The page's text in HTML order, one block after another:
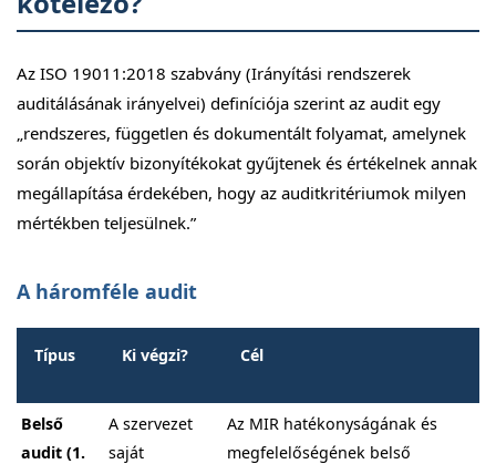
Az ISO 19011:2018 szabvány (Irányítási rendszerek
auditálásának irányelvei) definíciója szerint az audit egy
„rendszeres, független és dokumentált folyamat, amelynek
során objektív bizonyítékokat gyűjtenek és értékelnek annak
megállapítása érdekében, hogy az auditkritériumok milyen
mértékben teljesülnek.”
A háromféle audit
Típus Ki végzi? Cél
Belső
audit (1.
A szervezet
saját
Az MIR hatékonyságának és
megfelelőségének belső